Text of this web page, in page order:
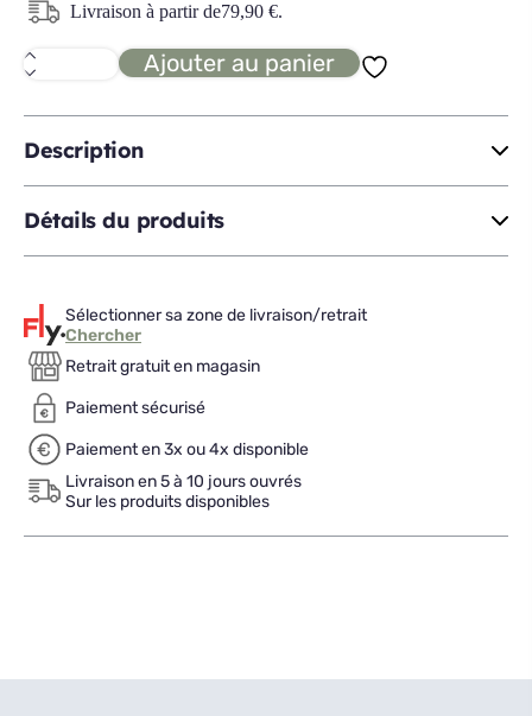
Livraison à partir de79,90 €.
quantité
de
2.0
matelas
140x190
Ajouter au panier
Description
Détails du produits
Sélectionner sa zone de livraison/retrait
Chercher
Retrait gratuit en magasin
Paiement sécurisé
Paiement en 3x ou 4x disponible
Livraison en 5 à 10 jours ouvrés
Sur les produits disponibles